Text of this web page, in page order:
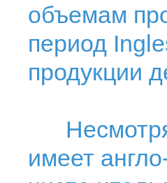
объемам
период
продукции
Несмотря
имеет